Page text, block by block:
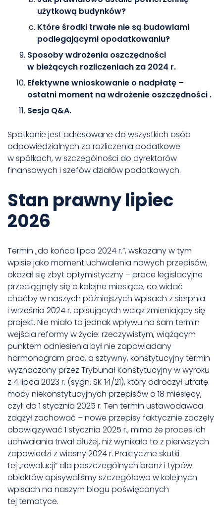
użytkową budynków?
Które środki trwałe nie są budowlami
podlegającymi opodatkowaniu?
Sposoby wdrożenia oszczędności
w bieżących rozliczeniach za 2024 r.
Efektywne wnioskowanie o nadpłatę –
ostatni moment na wdrożenie oszczędności .
Sesja Q&A.
Spotkanie jest adresowane do wszystkich osób
odpowiedzialnych za rozliczenia podatkowe
w spółkach, w szczególności do dyrektorów
finansowych i szefów działów podatkowych.
Stan prawny lipiec
2026
Termin „do końca lipca 2024 r.”, wskazany w tym
wpisie jako moment uchwalenia nowych przepisów,
okazał się zbyt optymistyczny – prace legislacyjne
przeciągnęły się o kolejne miesiące, co widać
choćby w naszych późniejszych wpisach z sierpnia
i września 2024 r. opisujących wciąż zmieniający się
projekt. Nie miało to jednak wpływu na sam termin
wejścia reformy w życie: rzeczywistym, wiążącym
punktem odniesienia był nie zapowiadany
harmonogram prac, a sztywny, konstytucyjny termin
wyznaczony przez Trybunał Konstytucyjny w wyroku
z 4 lipca 2023 r. (sygn. SK 14/21), który odroczył utratę
mocy niekonstytucyjnych przepisów o 18 miesięcy,
czyli do 1 stycznia 2025 r. Ten termin ustawodawca
zdążył zachować – nowe przepisy faktycznie zaczęły
obowiązywać 1 stycznia 2025 r., mimo że proces ich
uchwalania trwał dłużej, niż wynikało to z pierwszych
zapowiedzi z wiosny 2024 r. Praktyczne skutki
tej „rewolucji” dla poszczególnych branż i typów
obiektów opisywaliśmy szczegółowo w kolejnych
wpisach na naszym blogu poświęconych
tej tematyce.